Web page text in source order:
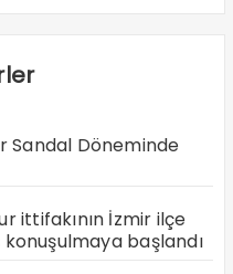
Sandal Döneminde
ittifakının İzmir ilçe
başlandı